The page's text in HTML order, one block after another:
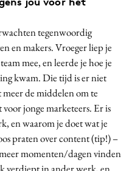
tegenwoordig
en makers. Vroeger liep je
mee, en leerde je hoe je
kwam. Die tijd is er niet
de middelen om te
jonge marketeers. Er is
en waarom je doet wat je
praten over content (tip!) –
momenten/dagen vinden